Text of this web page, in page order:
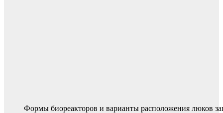
Формы биореакторов и варианты расположения люков